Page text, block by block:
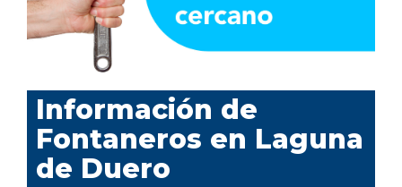
Información de
Fontaneros en Laguna
de Duero